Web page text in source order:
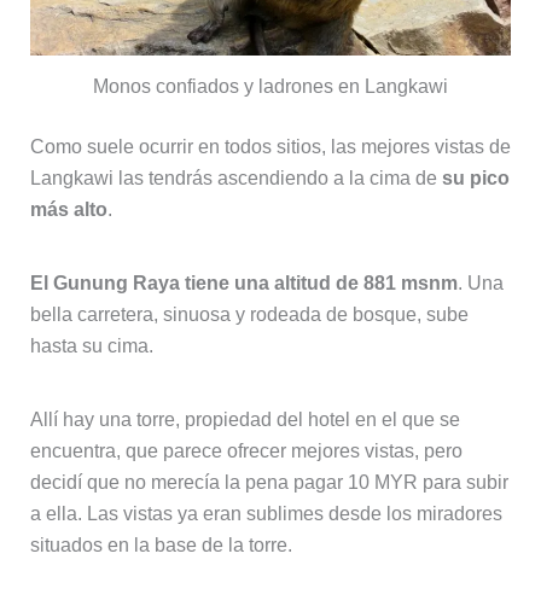
Monos confiados y ladrones en Langkawi
Como suele ocurrir en todos sitios, las mejores vistas de
Langkawi las tendrás ascendiendo a la cima de su pico
más alto.
El Gunung Raya tiene una altitud de 881 msnm. Una
bella carretera, sinuosa y rodeada de bosque, sube
hasta su cima.
Allí hay una torre, propiedad del hotel en el que se
encuentra, que parece ofrecer mejores vistas, pero
decidí que no merecía la pena pagar 10 MYR para subir
a ella. Las vistas ya eran sublimes desde los miradores
situados en la base de la torre.